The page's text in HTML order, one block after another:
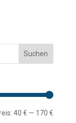
40 € — 170 €